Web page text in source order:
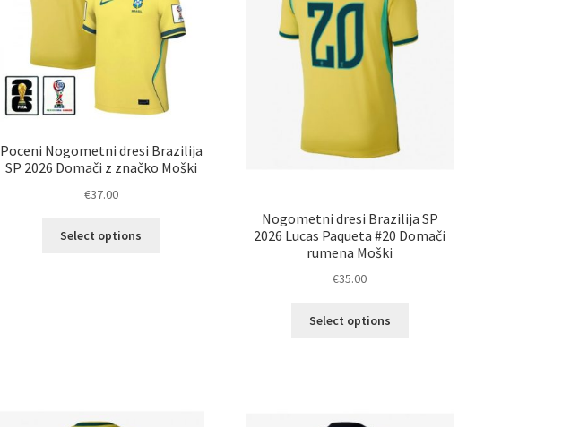
Poceni Nogometni dresi Brazilija
SP 2026 Domači z značko Moški
€37.00
Select options
Nogometni dresi Brazilija SP
2026 Lucas Paqueta #20 Domači
rumena Moški
€35.00
Select options